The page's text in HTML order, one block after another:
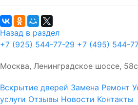
Назад в раздел
+7 (925) 544-77-29 +7 (495) 544-
Москва, Ленинградское шоссе,
Вскрытие дверей Замена Ремонт
услуги Отзывы Новости Контакты